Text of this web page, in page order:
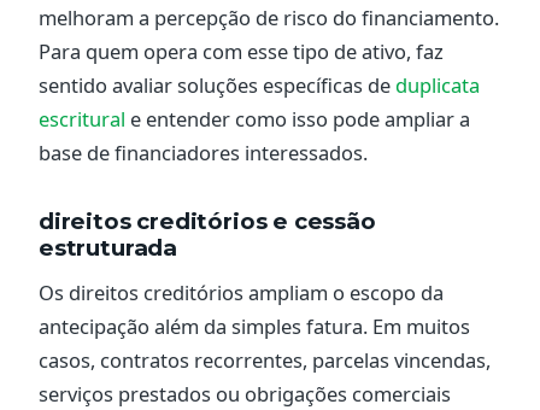
melhoram a percepção de risco do financiamento.
Para quem opera com esse tipo de ativo, faz
sentido avaliar soluções específicas de duplicata
escritural e entender como isso pode ampliar a
base de financiadores interessados.
direitos creditórios e cessão
estruturada
Os direitos creditórios ampliam o escopo da
antecipação além da simples fatura. Em muitos
casos, contratos recorrentes, parcelas vincendas,
serviços prestados ou obrigações comerciais